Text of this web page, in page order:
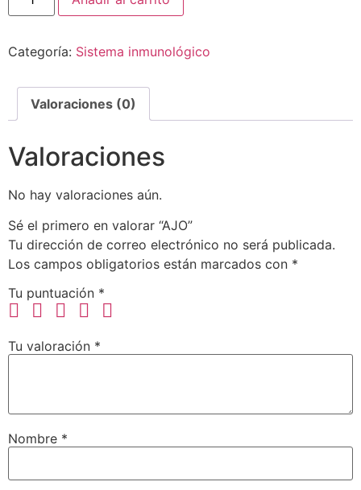
Categoría: Sistema inmunológico
Valoraciones (0)
Valoraciones
No hay valoraciones aún.
Sé el primero en valorar “AJO”
Tu dirección de correo electrónico no será publicada.
Los campos obligatorios están marcados con *
Tu puntuación *
Tu valoración *
Nombre *